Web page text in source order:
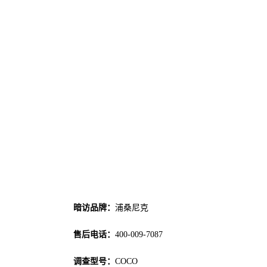
暗访品牌： 浦桑尼克
售后电话： 400-009-7087
调查型号： COCO